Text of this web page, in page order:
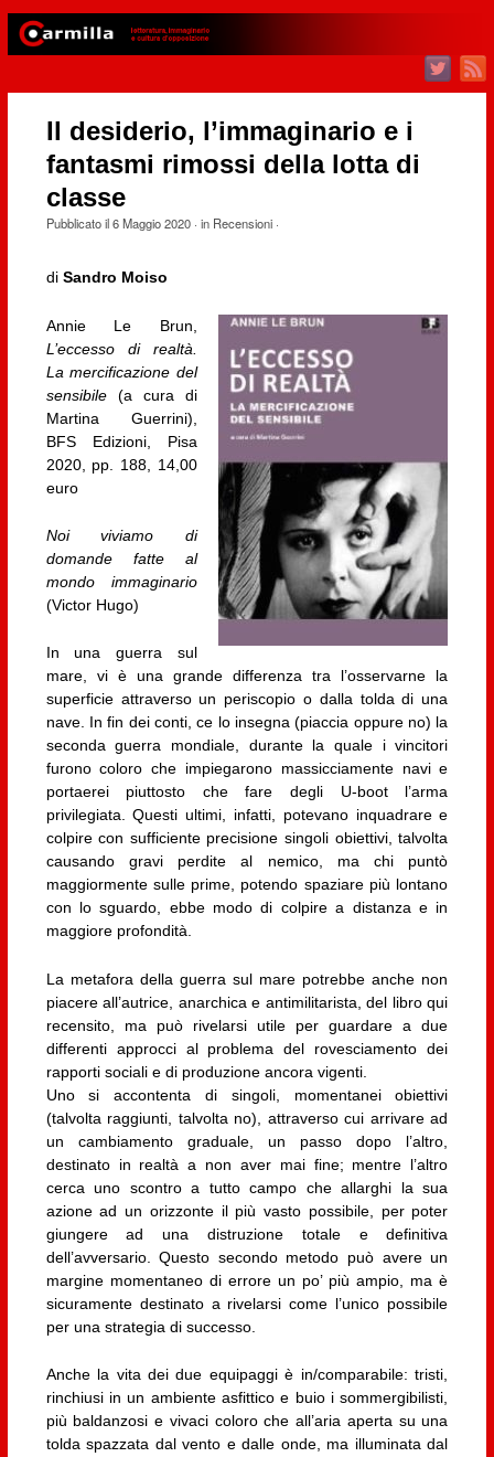
Il desiderio, l’immaginario e i
fantasmi rimossi della lotta di
classe
Pubblicato il6 Maggio 2020· in Recensioni·
di Sandro Moiso
Annie Le Brun,
L’eccesso di realtà.
La mercificazione del
sensibile(a cura di
Martina Guerrini),
BFS Edizioni, Pisa
2020, pp. 188, 14,00
euro
Noi viviamo di
domande fatte al
mondo immaginario
(Victor Hugo)
In una guerra sul
mare, vi è una grande differenza tra l’osservarne la
superficie attraverso un periscopio o dalla tolda di una
nave. In fin dei conti, ce lo insegna (piaccia oppure no) la
seconda guerra mondiale, durante la quale i vincitori
furono coloro che impiegarono massicciamente navi e
portaerei piuttosto che fare degli U-boot l’arma
privilegiata. Questi ultimi, infatti, potevano inquadrare e
colpire con sufficiente precisione singoli obiettivi, talvolta
causando gravi perdite al nemico, ma chi puntò
maggiormente sulle prime, potendo spaziare più lontano
con lo sguardo, ebbe modo di colpire a distanza e in
maggiore profondità.
La metafora della guerra sul mare potrebbe anche non
piacere all’autrice, anarchica e antimilitarista, del libro qui
recensito, ma può rivelarsi utile per guardare a due
differenti approcci al problema del rovesciamento dei
rapporti sociali e di produzione ancora vigenti.
Uno si accontenta di singoli, momentanei obiettivi
(talvolta raggiunti, talvolta no), attraverso cui arrivare ad
un cambiamento graduale, un passo dopo l’altro,
destinato in realtà a non aver mai fine; mentre l’altro
cerca uno scontro a tutto campo che allarghi la sua
azione ad un orizzonte il più vasto possibile, per poter
giungere ad una distruzione totale e definitiva
dell’avversario. Questo secondo metodo può avere un
margine momentaneo di errore un po’ più ampio, ma è
sicuramente destinato a rivelarsi come l’unico possibile
per una strategia di successo.
Anche la vita dei due equipaggi è in/comparabile: tristi,
rinchiusi in un ambiente asfittico e buio i sommergibilisti,
più baldanzosi e vivaci coloro che all’aria aperta su una
tolda spazzata dal vento e dalle onde, ma illuminata dal